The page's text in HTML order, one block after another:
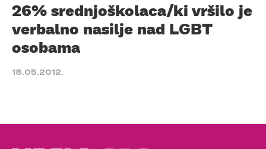
26% srednjoškolaca/ki vršilo je
verbalno nasilje nad LGBT
osobama
18.05.2012.